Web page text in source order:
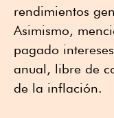
rendimientos
Asimismo,
pagado
anual, libre de
de la inflación.